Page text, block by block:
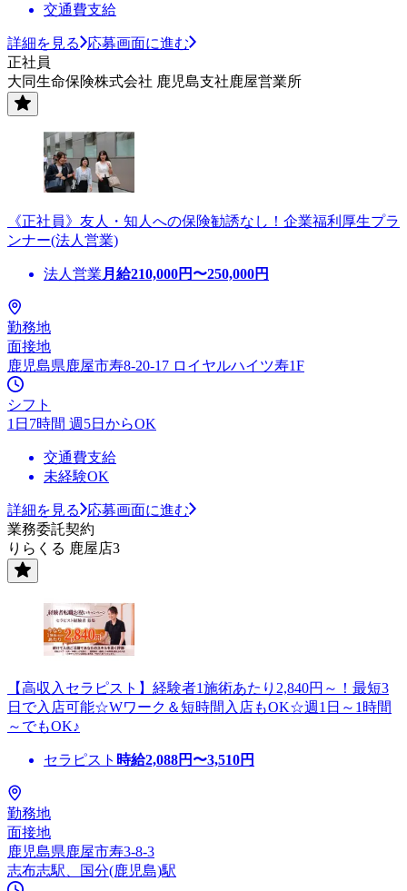
交通費支給
詳細を見る
応募画面に進む
正社員
大同生命保険株式会社 鹿児島支社鹿屋営業所
《正社員》友人・知人への保険勧誘なし！企業福利厚生プラ
ンナー(法人営業)
法人営業 月給210,000円〜250,000円
勤務地
面接地
鹿児島県鹿屋市寿8-20-17 ロイヤルハイツ寿1F
シフト
1日7時間 週5日からOK
交通費支給
未経験OK
詳細を見る
応募画面に進む
業務委託契約
りらくる 鹿屋店3
【高収入セラピスト】経験者1施術あたり2,840円～！最短3
日で入店可能☆Wワーク＆短時間入店もOK☆週1日～1時間
～でもOK♪
セラピスト 時給2,088円〜3,510円
勤務地
面接地
鹿児島県鹿屋市寿3-8-3
志布志駅、国分(鹿児島)駅